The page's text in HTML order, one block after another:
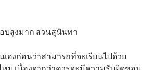
บสูงมาก สวนสุนันทา
เองก่อนว่าสามารถที่จะเรียนไปด้วย